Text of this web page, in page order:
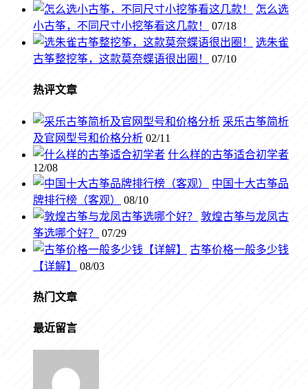
怎么选
小古筝，不同尺寸小挖筝看这几款！
07/18
选朱雀
古筝整挖筝，这款莫奈蝶语很出圈！
07/10
热评文章
采乐古筝简析
及官网型号和价格分析 02/11
什么样的古筝适合初学者
12/08
中国十大古筝品
牌排行榜（客观）
08/10
敦煌古筝与龙凤古
筝选哪个好？
07/29
古筝价格一般多少钱
【详解】
08/03
热门文章
最近留言